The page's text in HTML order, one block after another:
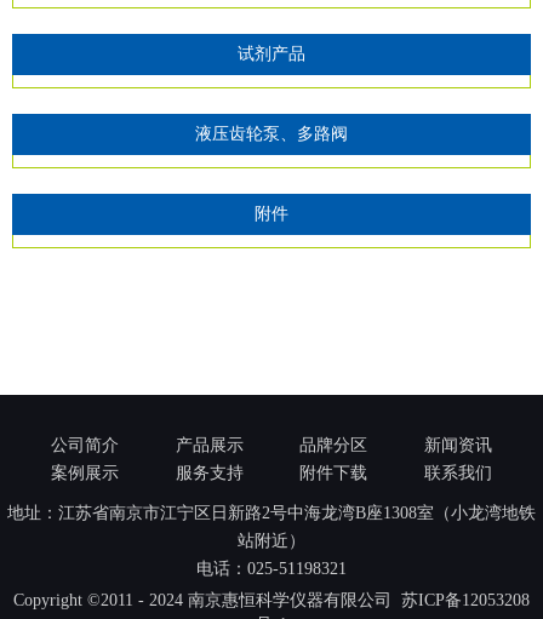
试剂产品
液压齿轮泵、多路阀
附件
公司简介 产品展示 品牌分区
新闻资讯
案例展示
服务支持 附件下载 联系我们
地址：江苏省南京市江宁区日新路2号中海龙湾B座1308室（小龙湾地铁
站附近）
电话： 025-51198321
Copyright ©2011 - 2024 南京惠恒科学仪器有限公司 苏ICP备12053208